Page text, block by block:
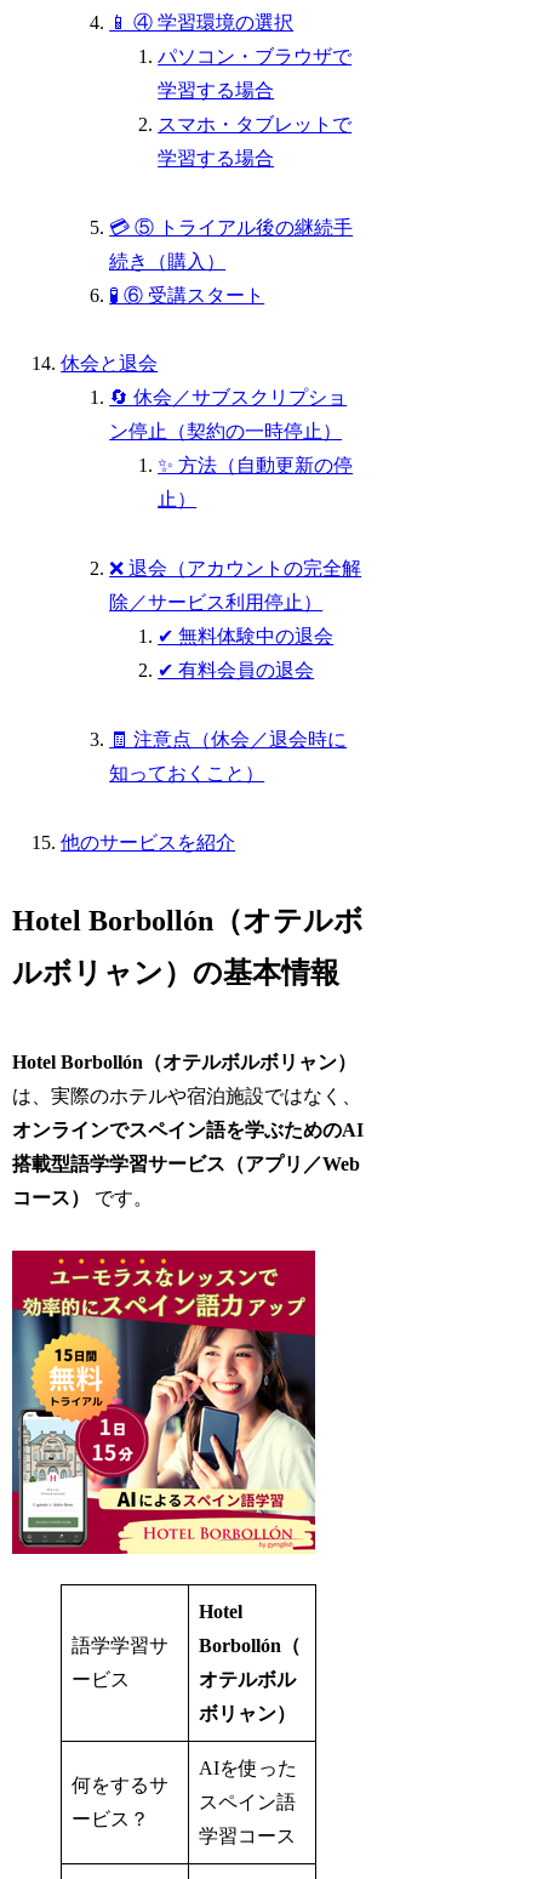
📱 ④ 学習環境の選択
パソコン・ブラウザで
学習する場合
スマホ・タブレットで
学習する場合
💳 ⑤ トライアル後の継続手
続き（購入）
🧪 ⑥ 受講スタート
休会と退会
🔄 休会／サブスクリプショ
ン停止（契約の一時停止）
✨ 方法（自動更新の停
止）
❌ 退会（アカウントの完全解
除／サービス利用停止）
✔ 無料体験中の退会
✔ 有料会員の退会
🧾 注意点（休会／退会時に
知っておくこと）
他のサービスを紹介
Hotel Borbollón（オテルボ
ルボリャン）の基本情報
Hotel Borbollón（オテルボルボリャン）
は、実際のホテルや宿泊施設ではなく、
オンラインでスペイン語を学ぶためのAI
搭載型語学学習サービス（アプリ／Web
コース）
です。
語学学習サ
ービス
Hotel
Borbollón（
オテルボル
ボリャン）
何をするサ
ービス？
AIを使った
スペイン語
学習コース